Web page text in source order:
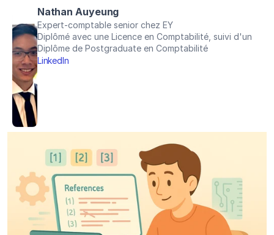
Nathan Auyeung
Expert-comptable senior chez EY
Diplômé avec une Licence en Comptabilité, suivi d'un
Diplôme de Postgraduate en Comptabilité
LinkedIn